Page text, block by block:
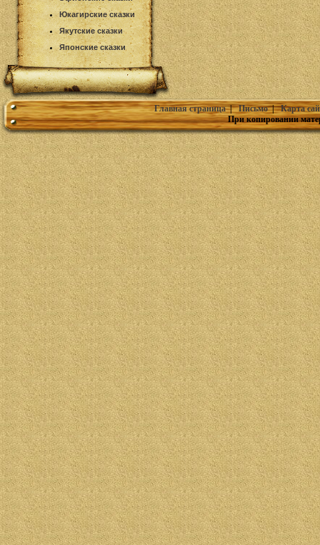
Юкагирские сказки
Якутские сказки
Японские сказки
Главная страница|Письмо|Карта
При копировании